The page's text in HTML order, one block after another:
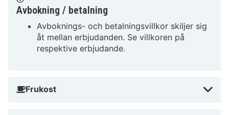
Avbokning / betalning
Avboknings- och betalningsvillkor skiljer sig
åt mellan erbjudanden. Se villkoren på
respektive erbjudande.
Frukost